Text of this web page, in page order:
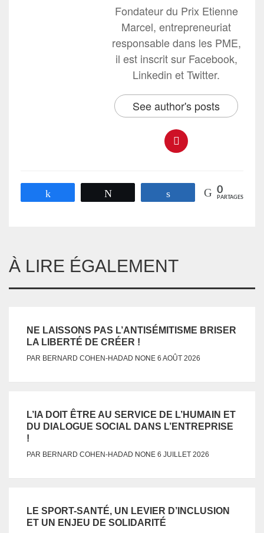
Fondateur du Prix Etienne
Marcel, entrepreneuriat
responsable dans les PME,
il est inscrit sur Facebook,
Linkedin et Twitter.
See author's posts
Partagez 0
PARTAGES
À LIRE ÉGALEMENT
NE LAISSONS PAS L’ANTISÉMITISME BRISER
LA LIBERTÉ DE CRÉER !
PAR BERNARD COHEN-HADAD NONE 6 AOÛT 2026
L’IA DOIT ÊTRE AU SERVICE DE L’HUMAIN ET
DU DIALOGUE SOCIAL DANS L’ENTREPRISE
!
PAR BERNARD COHEN-HADAD NONE 6 JUILLET 2026
LE SPORT-SANTÉ, UN LEVIER D’INCLUSION
ET UN ENJEU DE SOLIDARITÉ